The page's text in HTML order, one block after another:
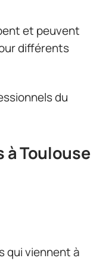
et peuvent
différents
du
à Toulouse
qui viennent à